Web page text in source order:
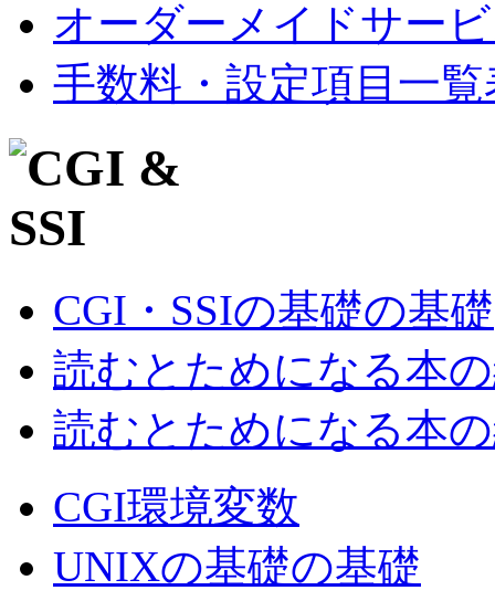
オーダーメイドサー
手数料・設定項目一覧
CGI・SSIの基礎の基礎
読むとためになる本
読むとためになる本
CGI環境変数
UNIXの基礎の基礎